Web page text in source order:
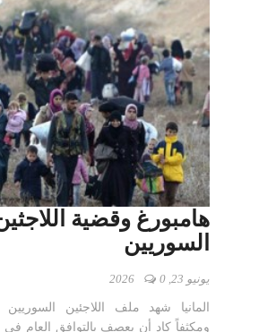
هامبورغ وقضية
السوريين
يونيو 23, 2026 0
المانيا شهد ملف اللاجئين السوريين
ومكثفاً كاد أن يعصف بالتوافق العام في